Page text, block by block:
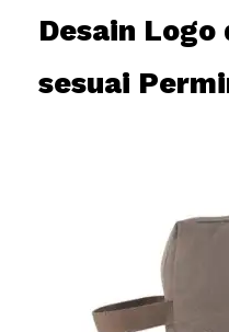
Desain Logo
sesuai